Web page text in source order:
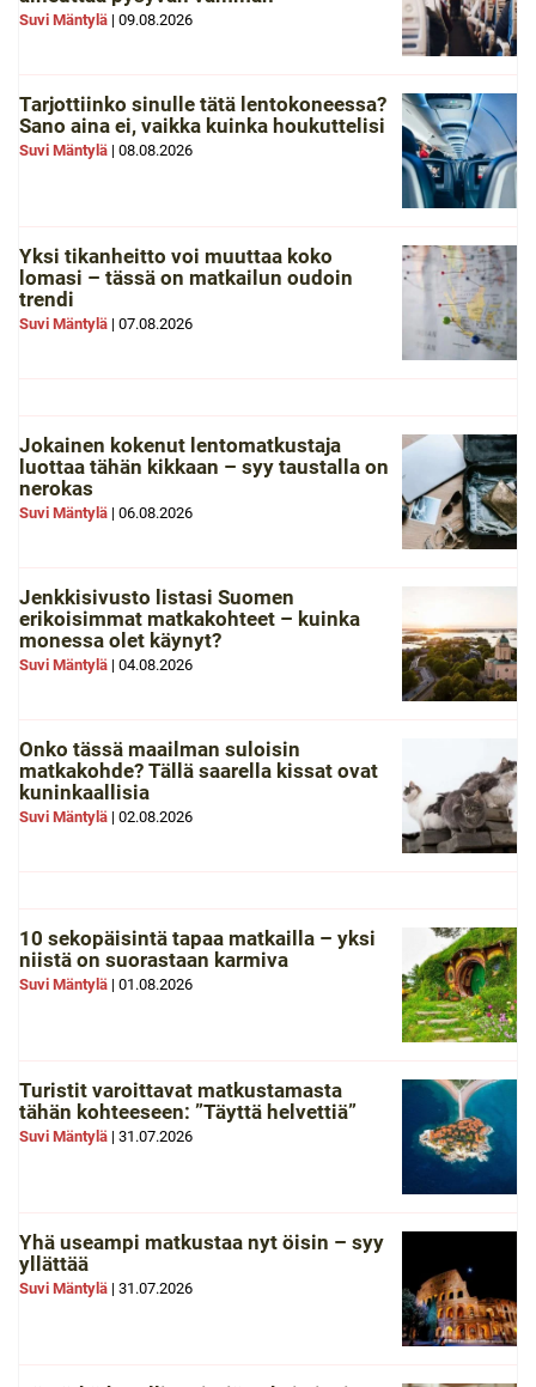
Suvi Mäntylä | 09.08.2026
Tarjottiinko sinulle tätä lentokoneessa?
Sano aina ei, vaikka kuinka houkuttelisi
Suvi Mäntylä | 08.08.2026
Yksi tikanheitto voi muuttaa koko
lomasi – tässä on matkailun oudoin
trendi
Suvi Mäntylä | 07.08.2026
Jokainen kokenut lentomatkustaja
luottaa tähän kikkaan – syy taustalla on
nerokas
Suvi Mäntylä | 06.08.2026
Jenkkisivusto listasi Suomen
erikoisimmat matkakohteet – kuinka
monessa olet käynyt?
Suvi Mäntylä | 04.08.2026
Onko tässä maailman suloisin
matkakohde? Tällä saarella kissat ovat
kuninkaallisia
Suvi Mäntylä | 02.08.2026
10 sekopäisintä tapaa matkailla – yksi
niistä on suorastaan karmiva
Suvi Mäntylä | 01.08.2026
Turistit varoittavat matkustamasta
tähän kohteeseen: ”Täyttä helvettiä”
Suvi Mäntylä | 31.07.2026
Yhä useampi matkustaa nyt öisin – syy
yllättää
Suvi Mäntylä | 31.07.2026